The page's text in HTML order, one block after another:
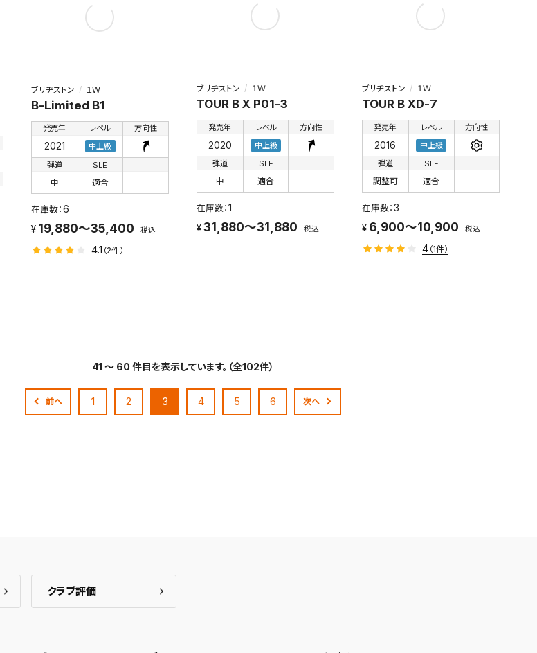
ブリヂストン １Ｗ
B-Limited B1
発売年
2021
レベル
中上級
方向性
弾道
中
SLE
適合
6
19,880～35,400 税込
4.1 （2件）
ブリヂストン １Ｗ
TOUR B X P01-3
発売年
2020
レベル
中上級
方向性
弾道
中
SLE
適合
1
31,880～31,880 税込
ブリヂストン １Ｗ
TOUR B XD-7
発売年
2016
レベル
中上級
方向性
弾道
調整可
SLE
適合
3
6,900～10,900 税込
4 （1件）
41 ～ 60 件目を表示しています。（全102件）
前へ 1 2 3 4 5 6 次へ
クラブ評価